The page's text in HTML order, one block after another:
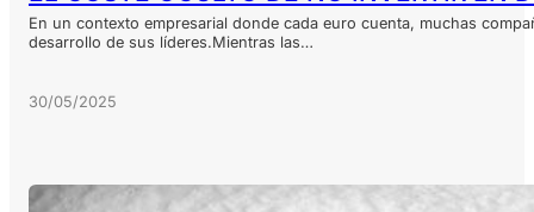
En un contexto empresarial donde cada euro cuenta, muchas
desarrollo de sus líderes.Mientras las…
30/05/2025